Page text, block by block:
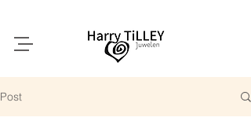
Post